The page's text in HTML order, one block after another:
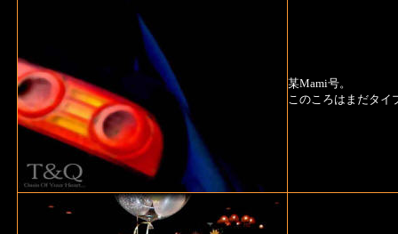
某Mami号。
このころはまだタイ